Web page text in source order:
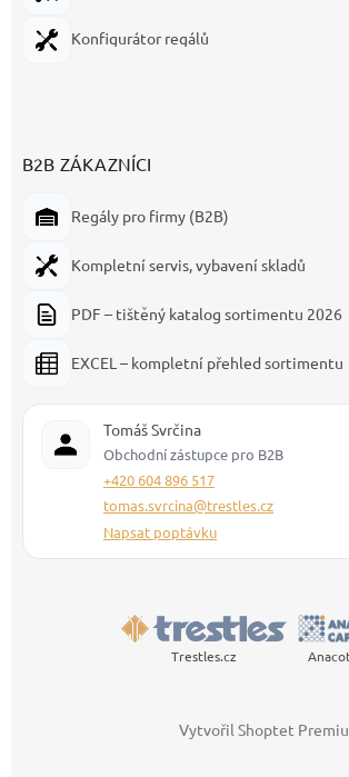
Konfigurátor regálů
B2B ZÁKAZNÍCI
Regály pro firmy (B2B)
Kompletní servis, vybavení skladů
PDF – tištěný katalog sortimentu 2026
EXCEL – kompletní přehled sortimentu
Tomáš Svrčina
Obchodní zástupce pro B2B
+420 604 896 517
tomas.svrcina@trestles.cz
Napsat poptávku
Trestles.cz
Vytvořil Shoptet